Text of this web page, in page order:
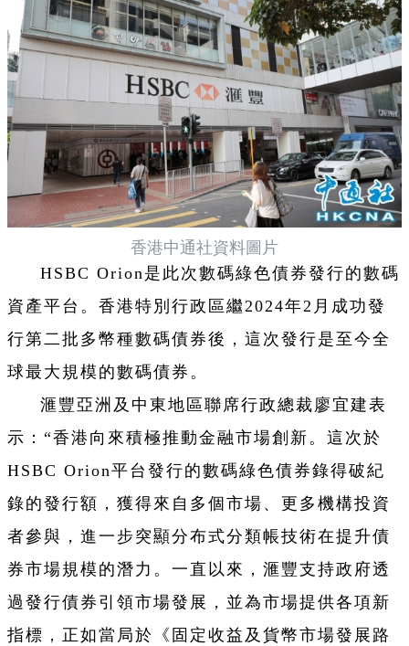
香港中通社資料圖片
HSBC Orion是此次數碼綠色債券發行的數碼
資產平台。香港特別行政區繼2024年2月成功發
行第二批多幣種數碼債券後，這次發行是至今全
球最大規模的數碼債券。
滙豐亞洲及中東地區聯席行政總裁廖宜建表
示：“香港向來積極推動金融市場創新。這次於
HSBC Orion平台發行的數碼綠色債券錄得破紀
錄的發行額，獲得來自多個市場、更多機構投資
者參與，進一步突顯分布式分類帳技術在提升債
券市場規模的潛力。一直以來，滙豐支持政府透
過發行債券引領市場發展，並為市場提供各項新
指標，正如當局於《固定收益及貨幣市場發展路